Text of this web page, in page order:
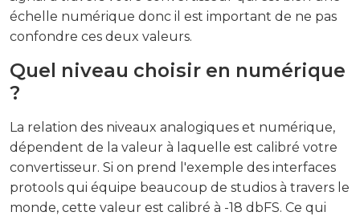
échelle numérique donc il est important de ne pas
confondre ces deux valeurs.
Quel niveau choisir en numérique
?
La relation des niveaux analogiques et numérique,
dépendent de la valeur à laquelle est calibré votre
convertisseur. Si on prend l'exemple des interfaces
protools qui équipe beaucoup de studios à travers le
monde, cette valeur est calibré à -18 dbFS. Ce qui